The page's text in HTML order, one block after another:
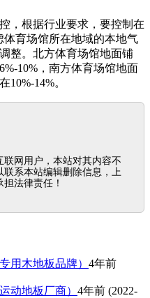
，根据行业要求，要控制在
体育场馆所在地域的本地气
整。北方体育场馆地面铺
10%，南方体育场馆地面
14%。
网用户，本站对其内容不
系本站编辑删除信息，上
法律责任！
用木地板品牌） 4年前
动地板厂商） 4年前 (2022-